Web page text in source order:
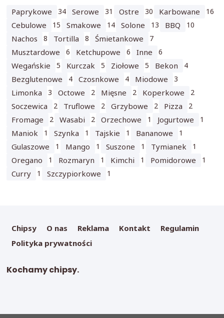
Paprykowe 34 Serowe 31 Ostre 30 Karbowane 16
Cebulowe 15 Smakowe 14 Solone 13 BBQ 10
Nachos 8 Tortilla 8 Śmietankowe 7
Musztardowe 6 Ketchupowe 6 Inne 6
Wegańskie 5 Kurczak 5 Ziołowe 5 Bekon 4
Bezglutenowe 4 Czosnkowe 4 Miodowe 3
Limonka 3 Octowe 2 Mięsne 2 Koperkowe 2
Soczewica 2 Truflowe 2 Grzybowe 2 Pizza 2
Fromage 2 Wasabi 2 Orzechowe 1 Jogurtowe 1
Maniok 1 Szynka 1 Tajskie 1 Bananowe 1
Gulaszowe 1 Mango 1 Suszone 1 Tymianek 1
Oregano 1 Rozmaryn 1 Kimchi 1 Pomidorowe 1
Curry 1 Szczypiorkowe 1
Chipsy O nas Reklama Kontakt
Regulamin
Polityka prywatności
Kochamy chipsy.